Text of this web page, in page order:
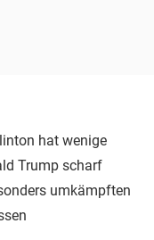
hat wenige
Trump scharf
umkämpften